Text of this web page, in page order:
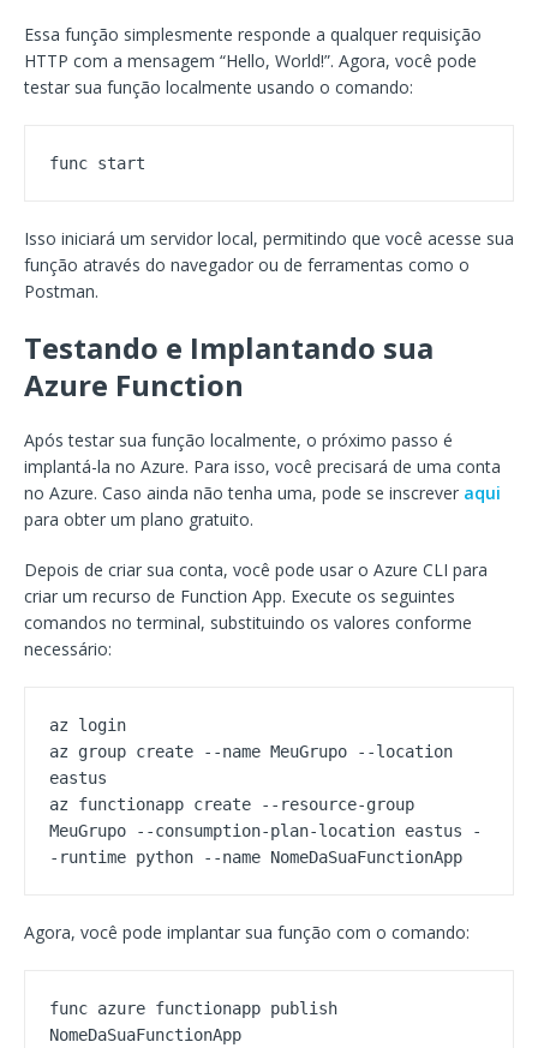
Essa função simplesmente responde a qualquer requisição
HTTP com a mensagem “Hello, World!”. Agora, você pode
testar sua função localmente usando o comando:
func start
Isso iniciará um servidor local, permitindo que você acesse sua
função através do navegador ou de ferramentas como o
Postman.
Testando e Implantando sua
Azure Function
Após testar sua função localmente, o próximo passo é
implantá-la no Azure. Para isso, você precisará de uma conta
no Azure. Caso ainda não tenha uma, pode se inscrever aqui
para obter um plano gratuito.
Depois de criar sua conta, você pode usar o Azure CLI para
criar um recurso de Function App. Execute os seguintes
comandos no terminal, substituindo os valores conforme
necessário:
az login
az group create --name MeuGrupo --location
eastus
az functionapp create --resource-group
MeuGrupo --consumption-plan-location eastus -
-runtime python --name NomeDaSuaFunctionApp
Agora, você pode implantar sua função com o comando:
func azure functionapp publish
NomeDaSuaFunctionApp